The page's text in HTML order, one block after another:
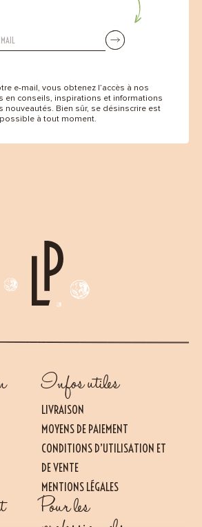
e-mail, vous obtenez l’accès à nos
en conseils, inspirations et informations
nouveautés. Bien sûr, se désinscrire est
possible à tout moment.
Infos utiles
LIVRAISON
MOYENS DE PAIEMENT
CONDITIONS D’UTILISATION ET
DE VENTE
MENTIONS LÉGALES
Pour les
AU BON FONCTIONNEMENT DU SITE. ILS NE